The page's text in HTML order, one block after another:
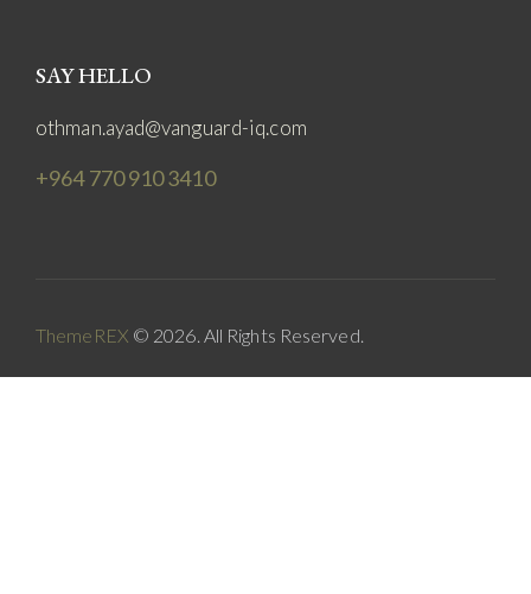
SAY HELLO
othman.ayad@vanguard-iq.com
+964 770 910 3410
ThemeREX © 2026. All Rights Reserved.